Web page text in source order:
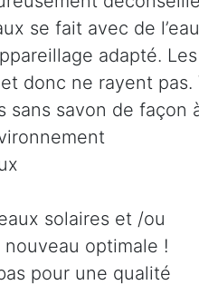
se fait avec de l’eau
adapté. Les
donc ne rayent pas.
sans savon de façon
solaires et /ou
optimale !
pour une qualité